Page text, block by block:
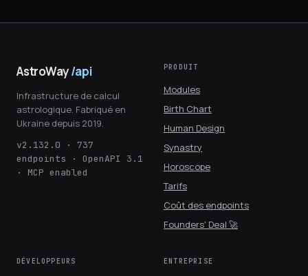
AstroWay/api
Infrastructure de calcul
astrologique. Fabriqué en
Ukraine depuis 2019.
v2.132.0 · 737
endpoints · OpenAPI 3.1
· MCP enabled
PRODUIT
Modules
Birth Chart
Human Design
Synastry
Horoscope
Tarifs
Coût des endpoints
Founders' Deal 🚀
DÉVELOPPEURS ENTREPRISE